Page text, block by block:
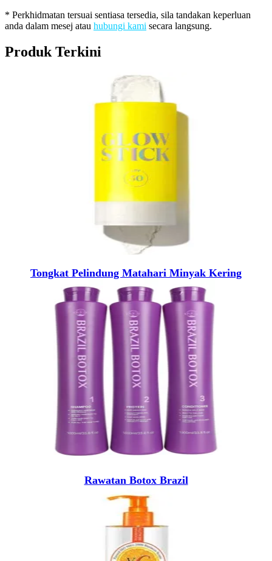
* Perkhidmatan tersuai sentiasa tersedia, sila tandakan keperluan
anda dalam mesej atau hubungi kami secara langsung.
Produk Terkini
Tongkat Pelindung Matahari Minyak Kering
Rawatan Botox Brazil